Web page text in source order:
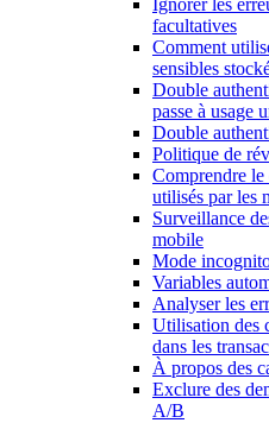
Ignorer les
facultatives
Comment
sensibles
Double
passe à usage
Double
Politique de
Comprendre
utilisés par les
Surveillance
mobile
Mode
Variables
Analyser les
Utilisation des
dans les
À propos des
Exclure des
A/B